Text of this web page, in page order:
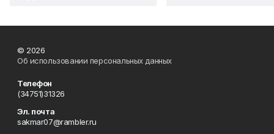
© 2026
Об использовании персональных данных
Телефон
(34751)31326
Эл. почта
sakmar07@rambler.ru